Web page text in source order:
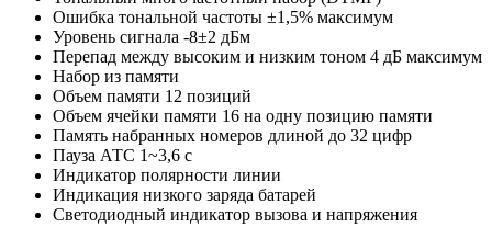
Ошибка тональной частоты ±1,5% максимум
Уровень сигнала -8±2 дБм
Перепад между высоким и низким тоном 4 дБ максимум
Набор из памяти
Объем памяти 12 позиций
Объем ячейки памяти 16 на одну позицию памяти
Память набранных номеров длиной до 32 цифр
Пауза АТС 1~3,6 с
Индикатор полярности линии
Индикация низкого заряда батарей
Светодиодный индикатор вызова и напряжения